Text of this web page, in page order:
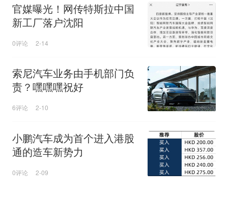
官媒曝光！网传特斯拉中国
新工厂落户沈阳
0评论 2-14
索尼汽车业务由手机部门负
责？嘿嘿嘿祝好
6评论 2-10
小鹏汽车成为首个进入港股
通的造车新势力
0评论 2-09